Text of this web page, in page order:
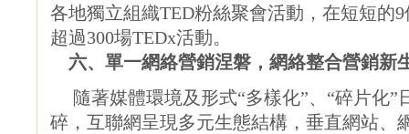
各地獨立組織TED粉絲聚會活動，在短短的
超過300場TEDx活動。
六、單一網絡營銷涅磐，網絡整合營銷新
隨著媒體環境及形式“多樣化”、“碎片化”
碎，互聯網呈現多元生態結構，垂直網站、